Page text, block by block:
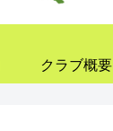
クラブ概要